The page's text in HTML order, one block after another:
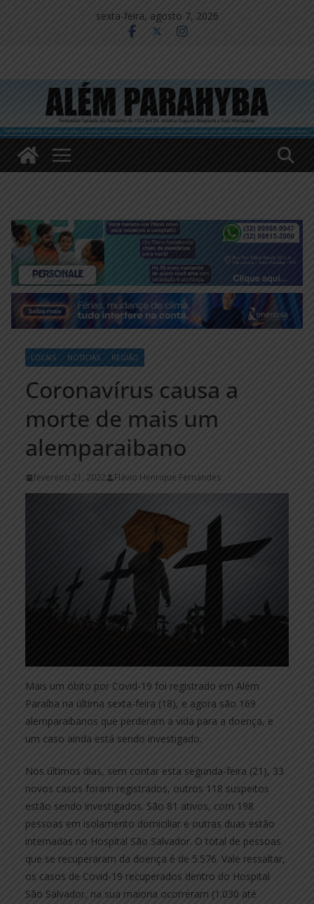
sexta-feira, agosto 7, 2026
LOCAIS NOTÍCIAS REGIÃO
Coronavírus causa a
morte de mais um
alemparaibano
fevereiro 21, 2022 Flávio Henrique Fernandes
Mais um óbito por Covid-19 foi registrado em Além
Paraíba na última sexta-feira (18), e agora são 169
alemparaibanos que perderam a vida para a doença, e
um caso ainda está sendo investigado.
Nos últimos dias, sem contar esta segunda-feira (21), 33
novos casos foram registrados, outros 118 suspeitos
estão sendo investigados. São 81 ativos, com 198
pessoas em isolamento domiciliar e outras duas estão
internadas no Hospital São Salvador. O total de pessoas
que se recuperaram da doença é de 5.576. Vale ressaltar,
os casos de Covid-19 recuperados dentro do Hospital
São Salvador, na sua maioria ocorreram (1.030 até